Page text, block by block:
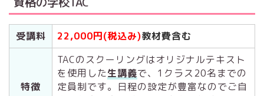
受講料 22,000円(税込み)教材費含む
特徴
TACのスクーリングはオリジナルテキスト
を使用した生講義で、1クラス20名までの
定員制です。日程の設定が豊富なのでご自